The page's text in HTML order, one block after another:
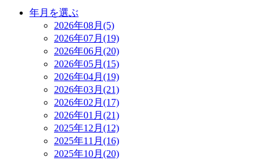
年月を選ぶ
2026年08月(5)
2026年07月(19)
2026年06月(20)
2026年05月(15)
2026年04月(19)
2026年03月(21)
2026年02月(17)
2026年01月(21)
2025年12月(12)
2025年11月(16)
2025年10月(20)